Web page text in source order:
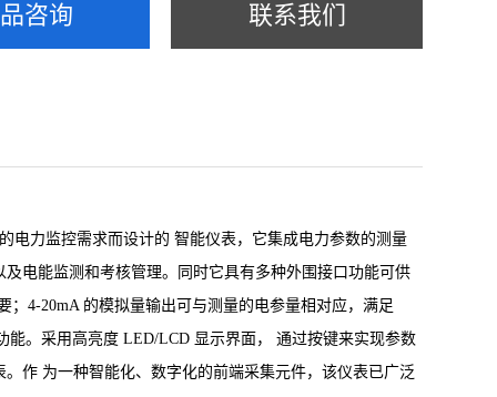
咨询 联系我们
电力监控需求而设计的 智能仪表，它集成电力参数的测量
及电能监测和考核管理。同时它具有多种外围接口功能可供
；4-20mA 的模拟量输出可与测量的电参量相对应，满足
。采用高亮度 LED/LCD 显示界面， 通过按键来实现参数
。作 为一种智能化、数字化的前端采集元件，该仪表已广泛